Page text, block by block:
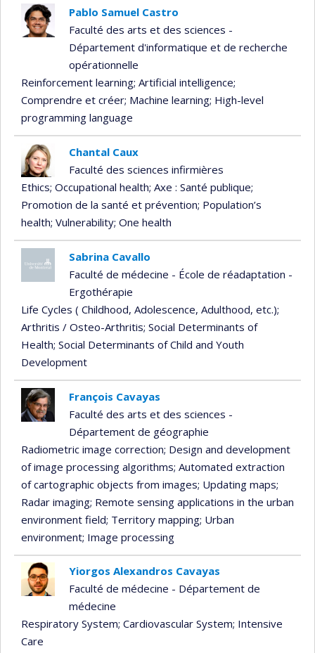
Pablo Samuel Castro
Faculté des arts et des sciences -
Département d'informatique et de recherche
opérationnelle
Reinforcement learning; Artificial intelligence;
Comprendre et créer; Machine learning; High-level
programming language
Chantal Caux
Faculté des sciences infirmières
Ethics; Occupational health; Axe : Santé publique;
Promotion de la santé et prévention; Population’s
health; Vulnerability; One health
Sabrina Cavallo
Faculté de médecine - École de réadaptation -
Ergothérapie
Life Cycles ( Childhood, Adolescence, Adulthood, etc.);
Arthritis / Osteo-Arthritis; Social Determinants of
Health; Social Determinants of Child and Youth
Development
François Cavayas
Faculté des arts et des sciences -
Département de géographie
Radiometric image correction; Design and development
of image processing algorithms; Automated extraction
of cartographic objects from images; Updating maps;
Radar imaging; Remote sensing applications in the urban
environment field; Territory mapping; Urban
environment; Image processing
Yiorgos Alexandros Cavayas
Faculté de médecine - Département de
médecine
Respiratory System; Cardiovascular System; Intensive
Care